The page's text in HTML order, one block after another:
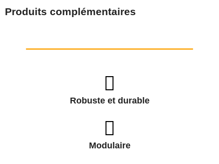
Produits complémentaires
Robuste et durable
Modulaire